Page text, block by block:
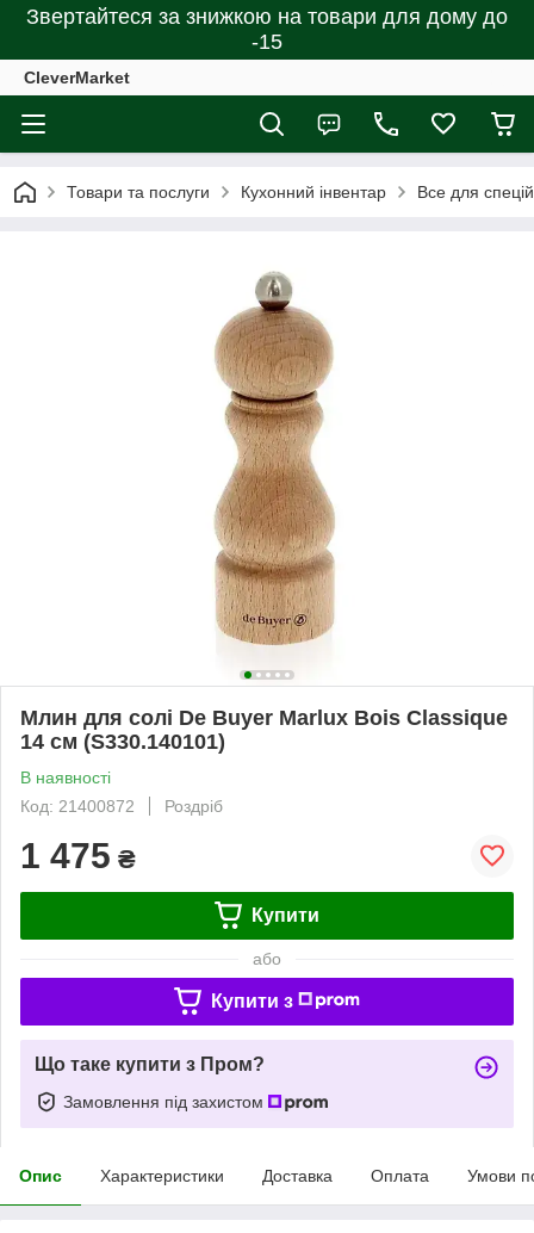
Звертайтеся за знижкою на товари для дому до
-15
CleverMarket
Товари та послуги Кухонний інвентар Все для
Млин для солі De Buyer Marlux Bois Classique
14 см (S330.140101)
В наявності
Код: 21400872
Роздріб
1 475 ₴
Купити
або
Купити з
Що таке купити з Пром?
Замовлення під захистом
Опис Характеристики Доставка Оплата Умови